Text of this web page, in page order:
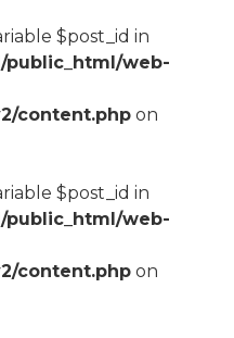
$post_id in
web-
content.phpon
$post_id in
web-
content.phpon